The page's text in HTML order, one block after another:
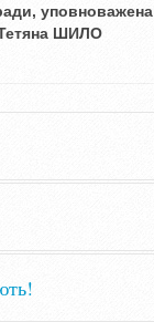
уповноважена
ШИЛО